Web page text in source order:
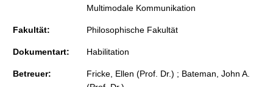
Multimodale Kommunikation
Fakultät: Philosophische Fakultät
Dokumentart: Habilitation
Betreuer:
Fricke, Ellen (Prof. Dr.) ; Bateman, John A.